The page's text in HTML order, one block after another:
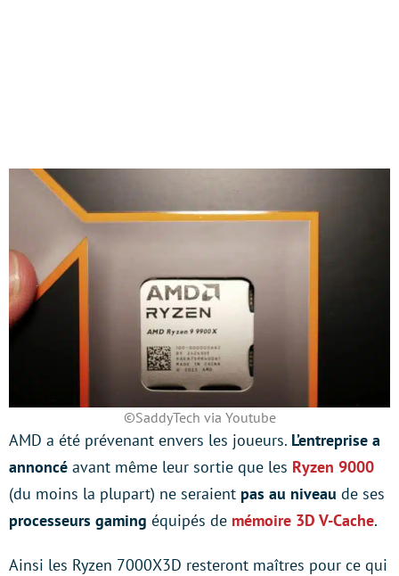
©SaddyTech via Youtube
AMD a été prévenant envers les joueurs. L’entreprise a
annoncé avant même leur sortie que les Ryzen 9000
(du moins la plupart) ne seraient pas au niveau de ses
processeurs gaming équipés de mémoire 3D V-Cache.
Ainsi les Ryzen 7000X3D resteront maîtres pour ce qui